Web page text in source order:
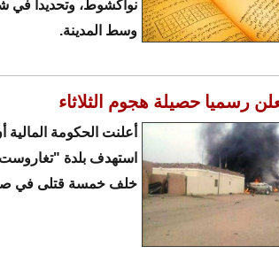
نواكشوط، وتحديداً في
وسط المدينة.
رسميا حصيلة هجوم الثلاثاء
أعلنت الحكومة المالية
استهدف بلدة
خلف خمسة قتلى في